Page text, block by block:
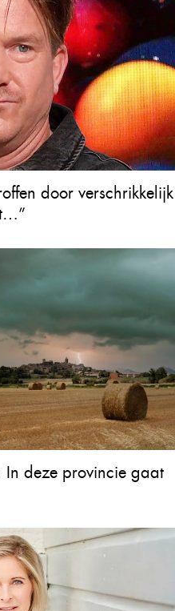
door verschrikkelijk
deze provincie gaat